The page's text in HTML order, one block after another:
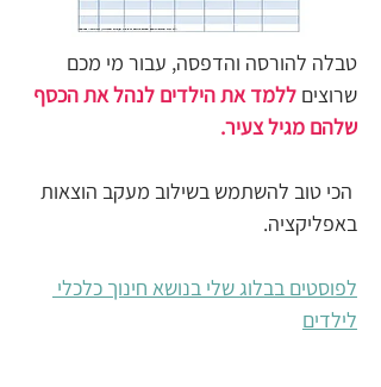
טבלה להורסה והדפסה, עבור מי מכם
שרוצים ללמד את הילדים לנהל את הכסף
שלהם מגיל צעיר.
הכי טוב להשתמש בשילוב מעקב הוצאות
באפליקציה.
לפוסטים בבלוג שלי בנושא חינוך כלכלי
לילדים